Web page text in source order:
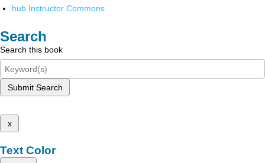
hub Instructor Commons
Search
Search this book
Submit Search
x
Text Color